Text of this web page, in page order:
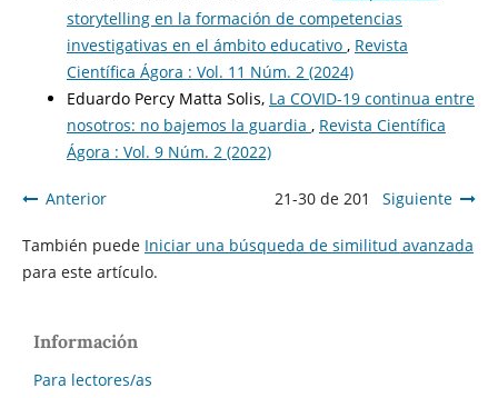
storytelling en la formación de competencias
investigativas en el ámbito educativo , Revista
Científica Ágora : Vol. 11 Núm. 2 (2024)
Eduardo Percy Matta Solis, La COVID-19 continua entre
nosotros: no bajemos la guardia , Revista Científica
Ágora : Vol. 9 Núm. 2 (2022)
Anterior 21-30 de 201 Siguiente
También puede Iniciar una búsqueda de similitud avanzada
para este artículo.
Información
Para lectores/as